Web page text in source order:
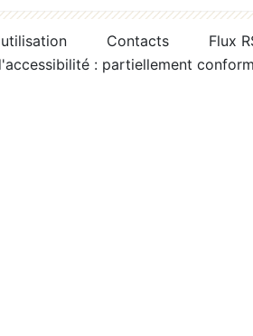
Contacts
Flux
: partiellement